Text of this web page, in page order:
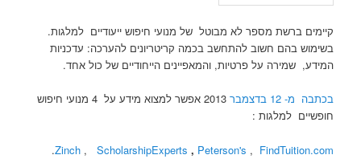
קיימים ברשת מספר לא מבוטל של מנועי חיפוש ייעודיים למלגות.
בשימוש בהם חשוב להתחשב בכמה קריטריונים להערכה: עדכניות
המידע, שמירה על פרטיות, והמאפיינים הייחודיים של כול אחד.
בכתבה מ- 12 בדצמבר
2013 אפשר למצוא מידע על 4 מנועי חיפוש
חופשיים למלגות :
Zinch, ScholarshipExperts , Peterson's , FindTuition.com
.